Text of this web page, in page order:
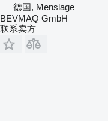
德国, Menslage
BEVMAQ GmbH
联系卖方